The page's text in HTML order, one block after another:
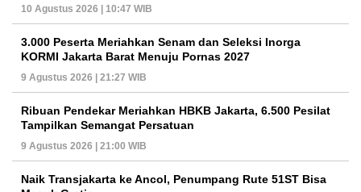
10 Agustus 2026 | 10:47 WIB
3.000 Peserta Meriahkan Senam dan Seleksi Inorga
KORMI Jakarta Barat Menuju Pornas 2027
9 Agustus 2026 | 21:27 WIB
Ribuan Pendekar Meriahkan HBKB Jakarta, 6.500 Pesilat
Tampilkan Semangat Persatuan
9 Agustus 2026 | 21:00 WIB
Naik Transjakarta ke Ancol, Penumpang Rute 51ST Bisa